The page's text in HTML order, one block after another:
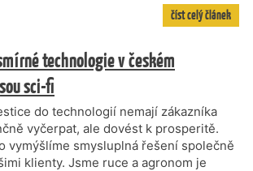
číst celý článek
technologie v českém
sci-fi
do technologií nemají zákazníka
vyčerpat, ale dovést k prosperitě.
vymýšlíme smysluplná řešení společně
klienty. Jsme ruce a agronom je